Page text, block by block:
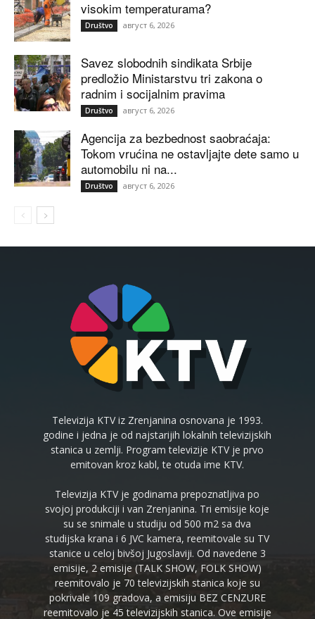
visokim temperaturama?
Društvo август 6, 2026
Savez slobodnih sindikata Srbije
predložio Ministarstvu tri zakona o
radnim i socijalnim pravima
Društvo август 6, 2026
Agencija za bezbednost saobraćaja:
Tokom vrućina ne ostavljajte dete samo u
automobilu ni na...
Društvo август 6, 2026
Televizija KTV iz Zrenjanina osnovana je 1993.
godine i jedna je od najstarijih lokalnih televizijskih
stanica u zemlji. Program televizije KTV je prvo
emitovan kroz kabl, te otuda ime KTV.
Televizija KTV je godinama prepoznatljiva po
svojoj produkciji i van Zrenjanina. Tri emisije koje
su se snimale u studiju od 500 m2 sa dva
studijska krana i 6 JVC kamera, reemitovale su TV
stanice u celoj bivšoj Jugoslaviji. Od navedene 3
emisije, 2 emisije (TALK SHOW, FOLK SHOW)
reemitovalo je 70 televizijskih stanica koje su
pokrivale 109 gradova, a emisiju BEZ CENZURE
reemitovalo je 45 televizijskih stanica. Ove emisije